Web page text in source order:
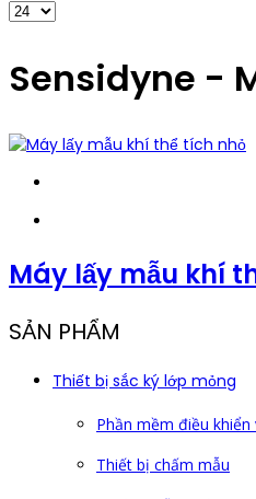
Sensidyne -
Máy lấy mẫu khí
SẢN PHẨM
Thiết bị sắc ký lớp mỏng
Phần mềm điều khiển
Thiết bị chấm mẫu